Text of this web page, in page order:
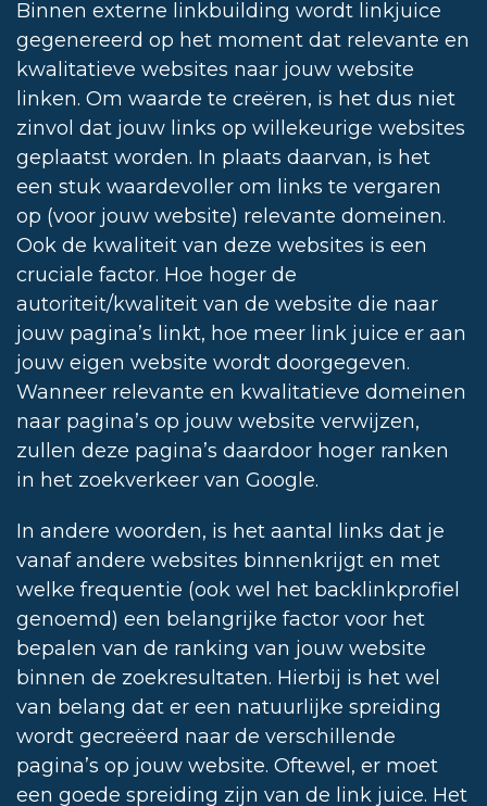
Binnen externe linkbuilding wordt linkjuice
gegenereerd op het moment dat relevante en
kwalitatieve websites naar jouw website
linken. Om waarde te creëren, is het dus niet
zinvol dat jouw links op willekeurige websites
geplaatst worden. In plaats daarvan, is het
een stuk waardevoller om links te vergaren
op (voor jouw website) relevante domeinen.
Ook de kwaliteit van deze websites is een
cruciale factor. Hoe hoger de
autoriteit/kwaliteit van de website die naar
jouw pagina’s linkt, hoe meer link juice er aan
jouw eigen website wordt doorgegeven.
Wanneer relevante en kwalitatieve domeinen
naar pagina’s op jouw website verwijzen,
zullen deze pagina’s daardoor hoger ranken
in het zoekverkeer van Google.
In andere woorden, is het aantal links dat je
vanaf andere websites binnenkrijgt en met
welke frequentie (ook wel het backlinkprofiel
genoemd) een belangrijke factor voor het
bepalen van de ranking van jouw website
binnen de zoekresultaten. Hierbij is het wel
van belang dat er een natuurlijke spreiding
wordt gecreëerd naar de verschillende
pagina’s op jouw website. Oftewel, er moet
een goede spreiding zijn van de link juice. Het